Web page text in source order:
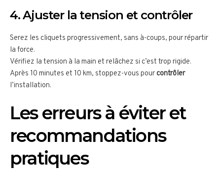
4. Ajuster la tension et contrôler
Serez les cliquets progressivement, sans à-coups, pour répartir
la force.
Vérifiez la tension à la main et relâchez si c’est trop rigide.
Après 10 minutes et 10 km, stoppez-vous pour contrôler
l’installation.
Les erreurs à éviter et
recommandations
pratiques